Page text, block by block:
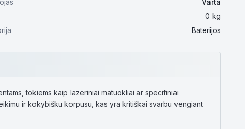
Varta
0 kg
Baterijos
tokiems kaip lazeriniai matuokliai ar specifiniai
ir kokybišku korpusu, kas yra kritiškai svarbu vengiant